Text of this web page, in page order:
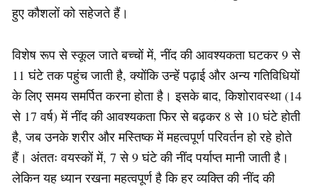
हुए कौशलों को सहेजते हैं।
विशेष रूप से स्कूल जाते बच्चों में, नींद की आवश्यकता घटकर 9 से
11 घंटे तक पहुंच जाती है, क्योंकि उन्हें पढ़ाई और अन्य गतिविधियों
के लिए समय समर्पित करना होता है। इसके बाद, किशोरावस्था (14
से 17 वर्ष) में नींद की आवश्यकता फिर से बढ़कर 8 से 10 घंटे होती
है, जब उनके शरीर और मस्तिष्क में महत्वपूर्ण परिवर्तन हो रहे होते
हैं। अंततः वयस्कों में, 7 से 9 घंटे की नींद पर्याप्त मानी जाती है।
लेकिन यह ध्यान रखना महत्वपूर्ण है कि हर व्यक्ति की नींद की